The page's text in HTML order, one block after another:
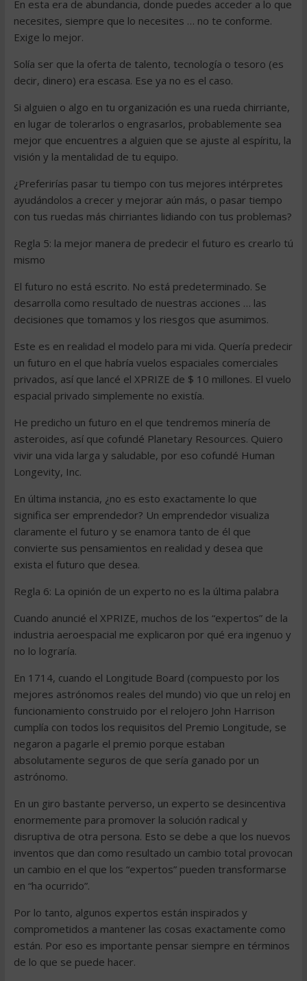
En esta era de abundancia, donde puedes acceder a lo que
necesites, siempre que lo necesites … no te conforme.
Exige lo mejor.
Solía ​​ser que la oferta de talento, tecnología o tesoro (es
decir, dinero) era escasa. Ese ya no es el caso.
Si alguien o algo en tu organización es una rueda chirriante,
en lugar de tolerarlos o engrasarlos, probablemente sea
mejor que encuentres a alguien que se ajuste al espíritu, la
visión y la mentalidad de tu equipo.
¿Preferirías pasar tu tiempo con tus mejores intérpretes
ayudándolos a crecer y mejorar aún más, o pasar tiempo
con tus ruedas más chirriantes lidiando con tus problemas?
Regla 5: la mejor manera de predecir el futuro es crearlo tú
mismo
El futuro no está escrito. No está predeterminado. Se
desarrolla como resultado de nuestras acciones … las
decisiones que tomamos y los riesgos que asumimos.
Este es en realidad el modelo para mi vida. Quería predecir
un futuro en el que habría vuelos espaciales comerciales
privados, así que lancé el XPRIZE de $ 10 millones. El vuelo
espacial privado simplemente no existía.
He predicho un futuro en el que tendremos minería de
asteroides, así que cofundé Planetary Resources. Quiero
vivir una vida larga y saludable, por eso cofundé Human
Longevity, Inc.
En última instancia, ¿no es esto exactamente lo que
significa ser emprendedor? Un emprendedor visualiza
claramente el futuro y se enamora tanto de él que
convierte sus pensamientos en realidad y desea que
exista el futuro que desea.
Regla 6: La opinión de un experto no es la última palabra
Cuando anuncié el XPRIZE, muchos de los “expertos” de la
industria aeroespacial me explicaron por qué era ingenuo y
no lo lograría.
En 1714, cuando el Longitude Board (compuesto por los
mejores astrónomos reales del mundo) vio que un reloj en
funcionamiento construido por el relojero John Harrison
cumplía con todos los requisitos del Premio Longitude, se
negaron a pagarle el premio porque estaban
absolutamente seguros de que sería ganado por un
astrónomo.
En un giro bastante perverso, un experto se desincentiva
enormemente para promover la solución radical y
disruptiva de otra persona. Esto se debe a que los nuevos
inventos que dan como resultado un cambio total provocan
un cambio en el que los “expertos” pueden transformarse
en “ha ocurrido”.
Por lo tanto, algunos expertos están inspirados y
comprometidos a mantener las cosas exactamente como
están. Por eso es importante pensar siempre en términos
de lo que se puede hacer.